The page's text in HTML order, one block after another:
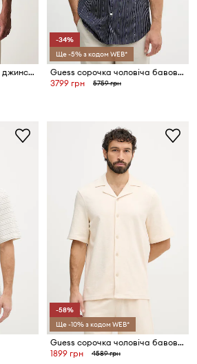
Guess сорочка чоловіча джинсова RONNIE
-34%
Ще -5% з кодом WEB*
Guess сорочка чоловіча бавовняна
3799 грн
5759 грн
-58%
Ще -10% з кодом WEB*
Guess сорочка чоловіча бавовняна
1899 грн
4589 грн